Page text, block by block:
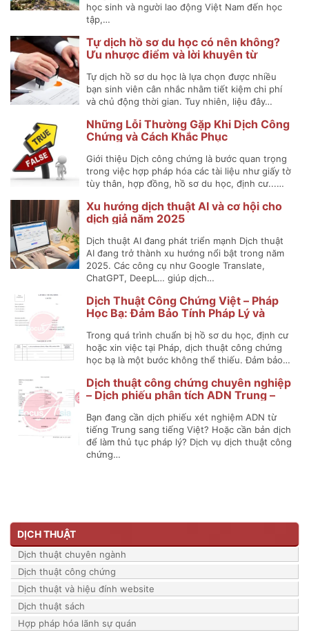
học sinh và người lao động Việt Nam đến học
tập,…
Tự dịch hồ sơ du học có nên không?
Ưu nhược điểm và lời khuyên từ
Tự dịch hồ sơ du học là lựa chọn được nhiều
bạn sinh viên cân nhắc nhằm tiết kiệm chi phí
và chủ động thời gian. Tuy nhiên, liệu đây…
Những Lỗi Thường Gặp Khi Dịch Công
Chứng và Cách Khắc Phục
Giới thiệu Dịch công chứng là bước quan trọng
trong việc hợp pháp hóa các tài liệu như giấy tờ
tùy thân, hợp đồng, hồ sơ du học, định cư...…
Xu hướng dịch thuật AI và cơ hội cho
dịch giả năm 2025
Dịch thuật AI đang phát triển mạnh Dịch thuật
AI đang trở thành xu hướng nổi bật trong năm
2025. Các công cụ như Google Translate,
ChatGPT, DeepL… giúp dịch…
Dịch Thuật Công Chứng Việt – Pháp
Học Bạ: Đảm Bảo Tính Pháp Lý và
Trong quá trình chuẩn bị hồ sơ du học, định cư
hoặc xin việc tại Pháp, dịch thuật công chứng
học bạ là một bước không thể thiếu. Đảm bảo…
Dịch thuật công chứng chuyên nghiệp
– Dịch phiếu phân tích ADN Trung –
Bạn đang cần dịch phiếu xét nghiệm ADN từ
tiếng Trung sang tiếng Việt? Hoặc cần bản dịch
để làm thủ tục pháp lý? Dịch vụ dịch thuật công
chứng…
DỊCH THUẬT
Dịch thuật chuyên ngành
Dịch thuật công chứng
Dịch thuật và hiệu đính website
Dịch thuật sách
Hợp pháp hóa lãnh sự quán